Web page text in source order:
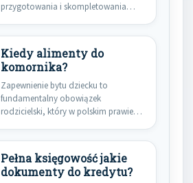
przygotowania i skompletowania
Kiedy alimenty do
komornika?
Zapewnienie bytu dziecku to
fundamentalny obowiązek
rodzicielski, który w polskim prawie
Pełna księgowość jakie
dokumenty do kredytu?